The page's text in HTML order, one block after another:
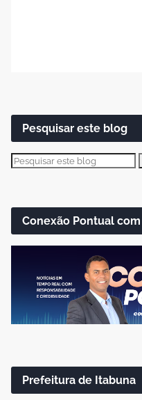
Pesquisar este blog
Conexão Pontual
Prefeitura de Itabuna